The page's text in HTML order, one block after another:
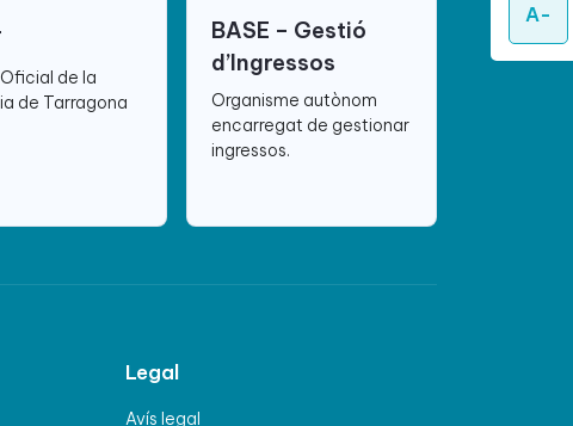
A-
de la
de Tarragona
BASE – Gestió
d’Ingressos
Organisme autònom
encarregat de gestionar
ingressos.
Legal
Avís legal